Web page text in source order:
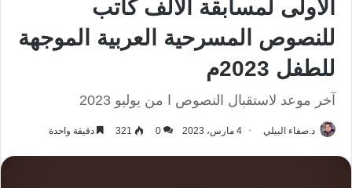
الأولى لمسابقة الألف كاتب
للنصوص المسرحية العربية الموجهة
للطفل 2023م
آخر موعد لاستقبال النصوص ا من يوليو 2023
د.صفاء البيلي 4 مارس، 2023 0
321 دقيقة واحدة